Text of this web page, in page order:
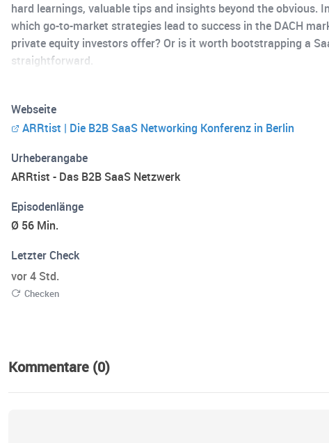
hard learnings, valuable tips and insights beyond the obvious.
which go-to-market strategies lead to success in the DACH
private equity investors offer? Or is it worth bootstrapping a
straightforward.
Webseite
ARRtist | Die B2B SaaS Networking Konferenz in Berlin
Urheberangabe
ARRtist - Das B2B SaaS Netzwerk
Episodenlänge
Ø 56 Min.
Letzter Check
vor 4 Std.
Checken
Kommentare (0)